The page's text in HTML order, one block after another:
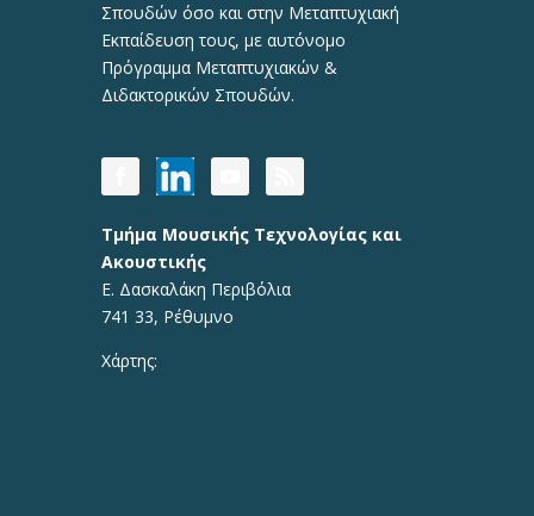
Σπουδών όσο και στην Μεταπτυχιακή
Εκπαίδευση τους, με αυτόνομο
Πρόγραμμα Μεταπτυχιακών &
Διδακτορικών Σπουδών.
Τμήμα Μουσικής Τεχνολογίας και
Ακουστικής
Ε. Δασκαλάκη Περιβόλια
741 33, Ρέθυμνο
Χάρτης: